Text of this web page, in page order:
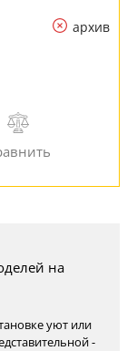
архив
на
уют или
-